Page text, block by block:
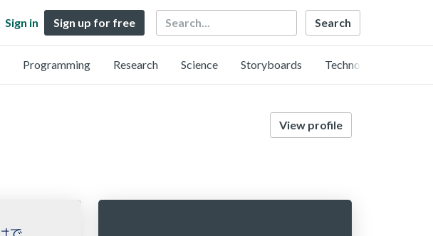
Sign in Sign up for free Search
Programming Research Science Storyboards Technology
View profile